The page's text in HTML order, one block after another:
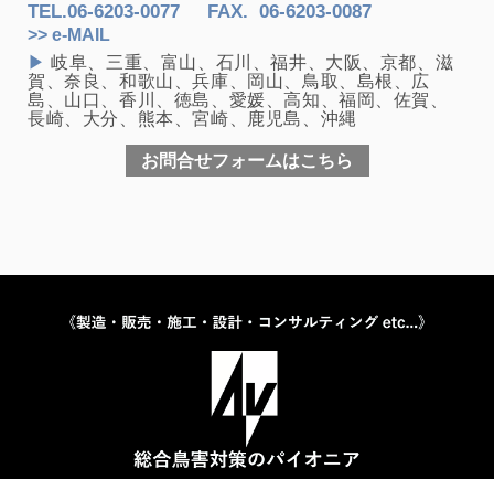
TEL.06-6203-0077 FAX. 06-6203-0087
>> e-MAIL
▶岐阜、三重、富山、石川、福井、大阪、京都、滋
賀、奈良、和歌山、兵庫、岡山、鳥取、島根、広
島、山口、香川、徳島、愛媛、高知、福岡、佐賀、
長崎、大分、熊本、宮崎、鹿児島、沖縄
お問合せフォームはこちら